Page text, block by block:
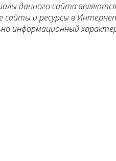
данного сайта
сайты и ресурсы в
информационный